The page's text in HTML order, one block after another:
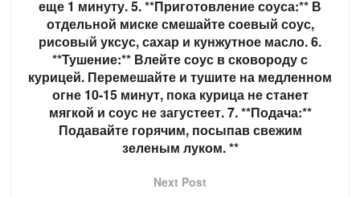
еще 1 минуту. 5. **Приготовление соуса:** В
отдельной миске смешайте соевый соус,
рисовый уксус, сахар и кунжутное масло. 6.
**Тушение:** Влейте соус в сковороду с
курицей. Перемешайте и тушите на медленном
огне 10-15 минут, пока курица не станет
мягкой и соус не загустеет. 7. **Подача:**
Подавайте горячим, посыпав свежим
зеленым луком. **
Next Post